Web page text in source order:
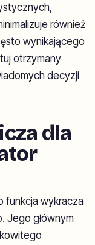
również
wynikającego
otrzymany
decyzji
dla
funkcja wykracza
Jego głównym